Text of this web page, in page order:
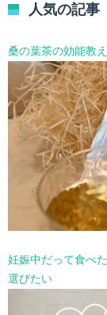
ー
選
択
人気の記事
桑の葉茶の効能教
妊娠中だって食べ
選びたい